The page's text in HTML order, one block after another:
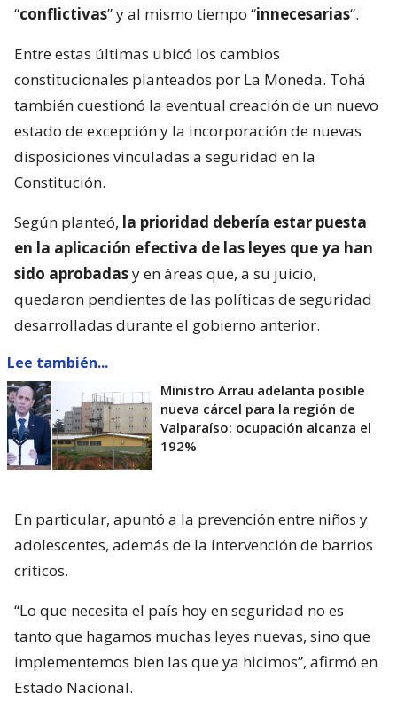
“conflictivas” y al mismo tiempo “innecesarias“.
Entre estas últimas ubicó los cambios
constitucionales planteados por La Moneda. Tohá
también cuestionó la eventual creación de un nuevo
estado de excepción y la incorporación de nuevas
disposiciones vinculadas a seguridad en la
Constitución.
Según planteó, la prioridad debería estar puesta
en la aplicación efectiva de las leyes que ya han
sido aprobadasy en áreas que, a su juicio,
quedaron pendientes de las políticas de seguridad
desarrolladas durante el gobierno anterior.
Lee también...
Ministro Arrau adelanta posible
nueva cárcel para la región de
Valparaíso: ocupación alcanza el
192%
En particular, apuntó a la prevención entre niños y
adolescentes, además de la intervención de barrios
críticos.
“Lo que necesita el país hoy en seguridad no es
tanto que hagamos muchas leyes nuevas, sino que
implementemos bien las que ya hicimos”, afirmó en
Estado Nacional.